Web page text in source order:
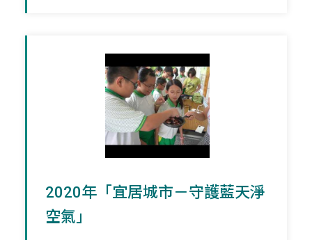
2020年「宜居城市－守護藍天淨
空氣」